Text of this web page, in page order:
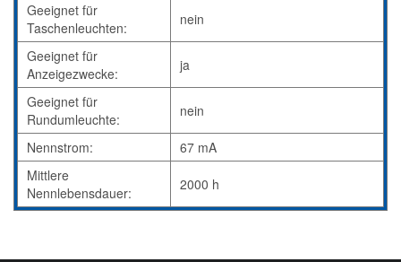
Geeignet für
Taschenleuchten:
nein
Geeignet für
Anzeigezwecke:
ja
Geeignet für
Rundumleuchte:
nein
Nennstrom:
67 mA
Mittlere
Nennlebensdauer:
2000 h